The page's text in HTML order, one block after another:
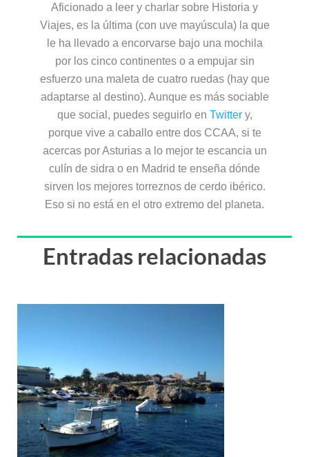
Aficionado a leer y charlar sobre Historia y
Viajes, es la última (con uve mayúscula) la que
le ha llevado a encorvarse bajo una mochila
por los cinco continentes o a empujar sin
esfuerzo una maleta de cuatro ruedas (hay que
adaptarse al destino). Aunque es más sociable
que social, puedes seguirlo en Twittery,
porque vive a caballo entre dos CCAA, si te
acercas por Asturias a lo mejor te escancia un
culín de sidra o en Madrid te enseña dónde
sirven los mejores torreznos de cerdo ibérico.
Eso si no está en el otro extremo del planeta.
Entradas relacionadas